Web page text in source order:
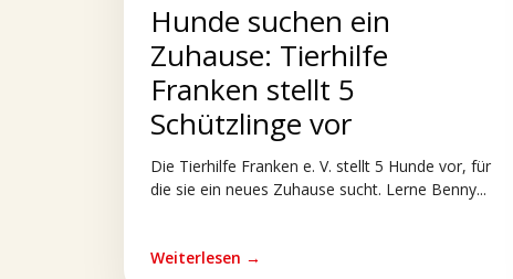
Hunde suchen ein
Zuhause: Tierhilfe
Franken stellt 5
Schützlinge vor
Die Tierhilfe Franken e. V. stellt 5 Hunde vor, für
die sie ein neues Zuhause sucht. Lerne Benny...
Weiterlesen →